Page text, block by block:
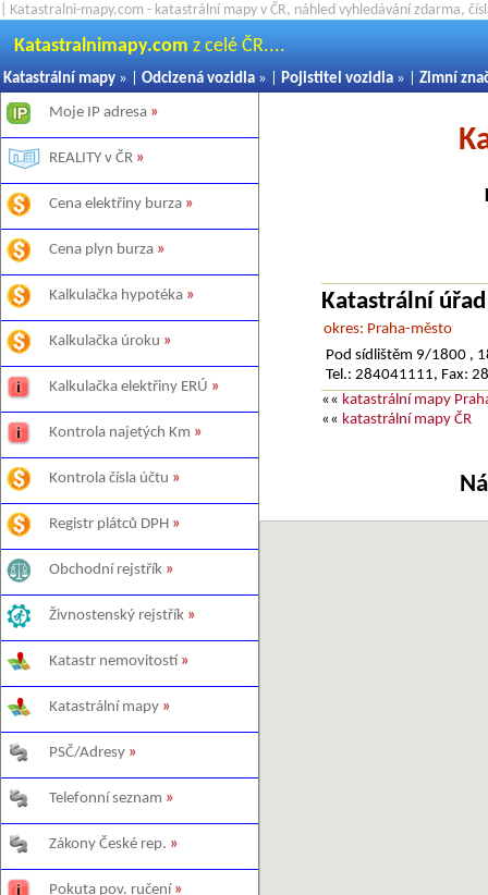
| Katastralni-mapy.com - katastrální mapy v ČR, náhled vyhledávání zdarma,
Katastralnimapy.com z celé ČR....
Katastrální mapy » | Odcizená vozidla » | Pojistitel vozidla » | Zimní
Moje IP adresa »
REALITY v ČR »
Cena elektřiny burza »
Cena plyn burza »
Kalkulačka hypotéka »
Kalkulačka úroku »
Kalkulačka elektřiny ERÚ »
Kontrola najetých Km »
Kontrola čísla účtu »
Registr plátců DPH »
Obchodní rejstřík »
Živnostenský rejstřík »
Katastr nemovitostí »
Katastrální mapy »
PSČ/Adresy »
Telefonní seznam »
Zákony České rep. »
Pokuta pov. ručení »
Katastrální
okres: Praha-město
Pod sídlištěm 9/1800 ,
Tel.: 284041111, Fax:
«« katastrální mapy
«« katastrální mapy ČR